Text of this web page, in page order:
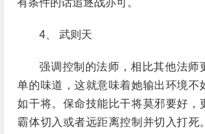
有条件的话追逐战亦可。
4、 武则天
强调控制的法师，相比其他法师
单的味道，这就意味着她输出环境不
如干将。保命技能比干将莫邪要好，
霸体切入或者远距离控制并切入打死